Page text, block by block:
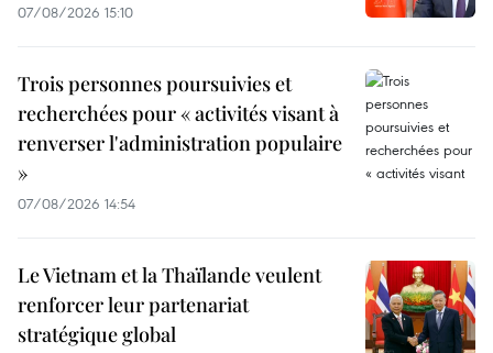
07/08/2026 15:10
Trois personnes poursuivies et
recherchées pour « activités visant à
renverser l'administration populaire
»
07/08/2026 14:54
Le Vietnam et la Thaïlande veulent
renforcer leur partenariat
stratégique global